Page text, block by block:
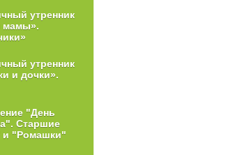
утренник
мамы».
утренник
и дочки».
"День
Старшие
и "Ромашки"